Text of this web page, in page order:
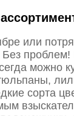
или
можно
сорта